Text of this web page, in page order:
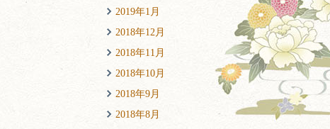
2019年1月
2018年12月
2018年11月
2018年10月
2018年9月
2018年8月